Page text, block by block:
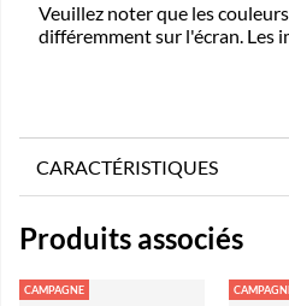
Veuillez noter que les
différemment sur l'écran. Les
CARACTÉRISTIQUES
Produits associés
CAMPAGNE